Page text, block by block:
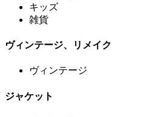
キッズ
雑貨
ヴィンテージ、リメイク
ヴィンテージ
ジャケット